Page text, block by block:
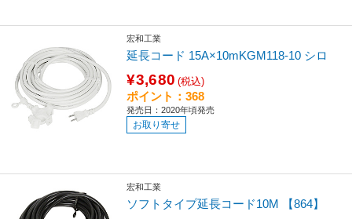
宏和工業
延長コード 15A×10mKGM118-10 シロ
¥3,680 (税込)
ポイント：368
発売日：2020年頃発売
お取り寄せ
宏和工業
ソフトタイプ延長コード10M 【864】